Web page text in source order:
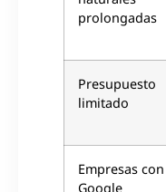
prolongadas
Presupuesto
limitado
Empresas con
Google